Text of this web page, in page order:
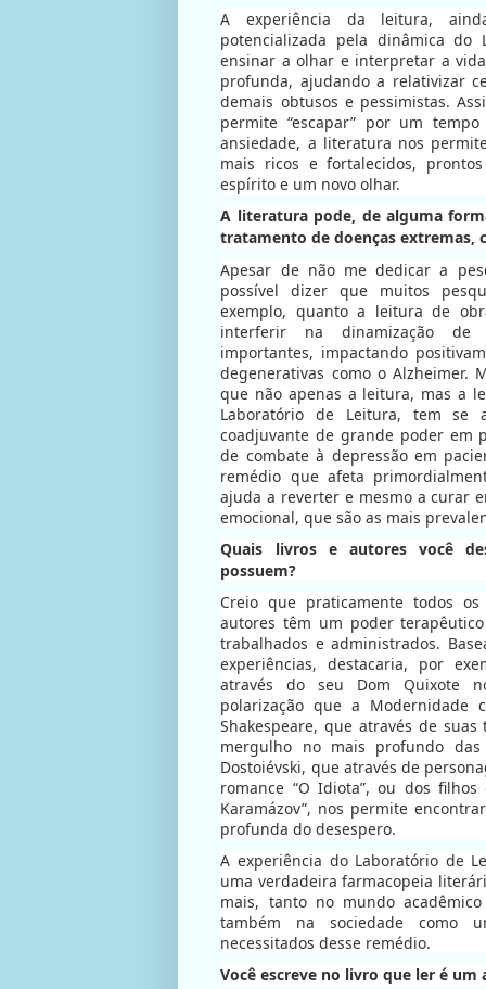
A experiência da leitura,
potencializada pela dinâmica do
ensinar a olhar e interpretar a
profunda, ajudando a relativizar
demais obtusos e pessimistas.
permite “escapar” por um
ansiedade, a literatura nos
mais ricos e fortalecidos,
espírito e um novo olhar.
A literatura pode, de alguma
tratamento de doenças extremas,
Apesar de não me dedicar a
possível dizer que muitos
exemplo, quanto a leitura de
interferir na dinamização de
importantes, impactando
degenerativas como o Alzheimer.
que não apenas a leitura, mas a
Laboratório de Leitura, tem se
coadjuvante de grande poder em
de combate à depressão em
remédio que afeta
ajuda a reverter e mesmo a curar
emocional, que são as mais
Quais livros e autores você
possuem?
Creio que praticamente todos
autores têm um poder
trabalhados e administrados.
experiências, destacaria, por
através do seu Dom Quixote
polarização que a Modernidade
Shakespeare, que através de
mergulho no mais profundo
Dostoiévski, que através de
romance “O Idiota”, ou dos filhos
Karamázov”, nos permite
profunda do desespero.
A experiência do Laboratório de
uma verdadeira farmacopeia
mais, tanto no mundo
também na sociedade como
necessitados desse remédio.
Você escreve no livro que ler é